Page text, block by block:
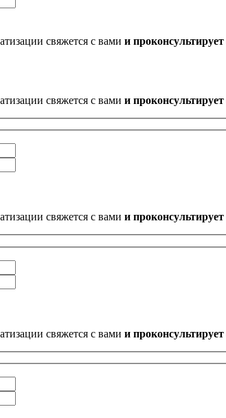
свяжется с вами и
свяжется с вами и
свяжется с вами и
свяжется с вами и